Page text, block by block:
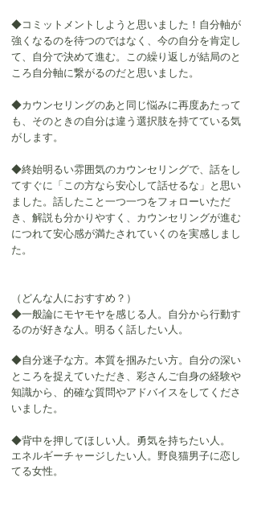
◆コミットメントしようと思いました！自分軸が
強くなるのを待つのではなく、今の自分を肯定し
て、自分で決めて進む。この繰り返しが結局のと
ころ自分軸に繋がるのだと思いました。
◆カウンセリングのあと同じ悩みに再度あたって
も、そのときの自分は違う選択肢を持てている気
がします。
◆終始明るい雰囲気のカウンセリングで、話をし
てすぐに「この方なら安心して話せるな」と思い
ました。話したこと一つ一つをフォローいただ
き、解説も分かりやすく、カウンセリングが進む
につれて安心感が満たされていくのを実感しまし
た。
（どんな人におすすめ？）
◆一般論にモヤモヤを感じる人。自分から行動す
るのが好きな人。明るく話したい人。
◆自分迷子な方。本質を掴みたい方。自分の深い
ところを捉えていただき、彩さんご自身の経験や
知識から、的確な質問やアドバイスをしてくださ
いました。
◆背中を押してほしい人。勇気を持ちたい人。
エネルギーチャージしたい人。野良猫男子に恋し
てる女性。